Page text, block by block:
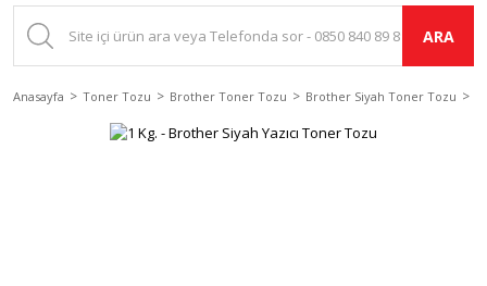
ARA
Anasayfa Toner Tozu Brother Toner Tozu Brother Siyah Toner Tozu